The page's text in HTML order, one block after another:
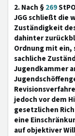
2. Nach §269
JGG schließt die
Zuständigkeit
dahinter
Ordnung mit ein,
sachliche
Jugendkammer
jedoch vor dem
gesetzlichen
eine
auf objektiver